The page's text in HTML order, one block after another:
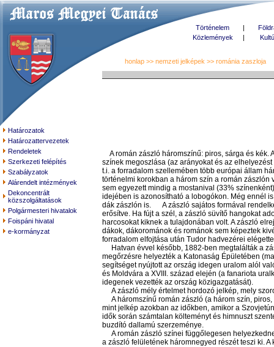
Történelem |
Közlemények
|
honlap >> nemzeti jelképek >> románia zaszloja
Határozatok
Határozattervezetek
Rendeletek
Szerkezeti felépítés
Szabályzatok
Alárendelt intézmények
Dekoncentrált
közszolgáltatások
Polgármesteri hivatalok
Foispáni hivatal
e-kormányzat
A román zászló háromszínű: piros, sárga és kék.
színek megoszlása (az arányokat és az
t.i. a forradalom szellemében több európai állam
történelmi korokban a három szín a román
sem egyezett mindig a mostanival (33%
idejében is azonosítható a lobogókon. Még ennél
dák zászlón is. A zászló sajátos formával
erősítve. Ha fújt a szél, a zászló süvítő hangokat
harcosokat kiknek a tulajdonában volt. A zászló
dákok, dákorománok és románok sem képeztek
forradalom elfojtása után Tudor hadvezérei
Hatvan évvel később, 1882-ben megtalálták a
megőrzésre helyezték a Katonaság Épületében
segítséget nyújtott az ország idegen uralom alól
és Moldvára a XVIII. század elején (a fanariota
idegenek vezették az ország közigazgatását).
A zászló mély értelmet hordozó jelkép, mely
A háromszínű román zászló (a három szín,
mint jelkép azokban az időkben, amikor a
idők során számtalan költeményt és himnuszt
buzdító dallamú szerzeménye.
A román zászló színei függőlegesen
a zászló felületének háromnegyed részét teszi ki.